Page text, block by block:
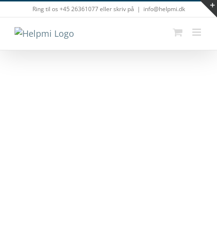
to
content
Ring til os +45 26361077 eller skriv på | info@helpmi.dk